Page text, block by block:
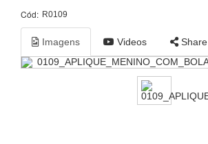
Cód: R0109
Imagens Videos Share